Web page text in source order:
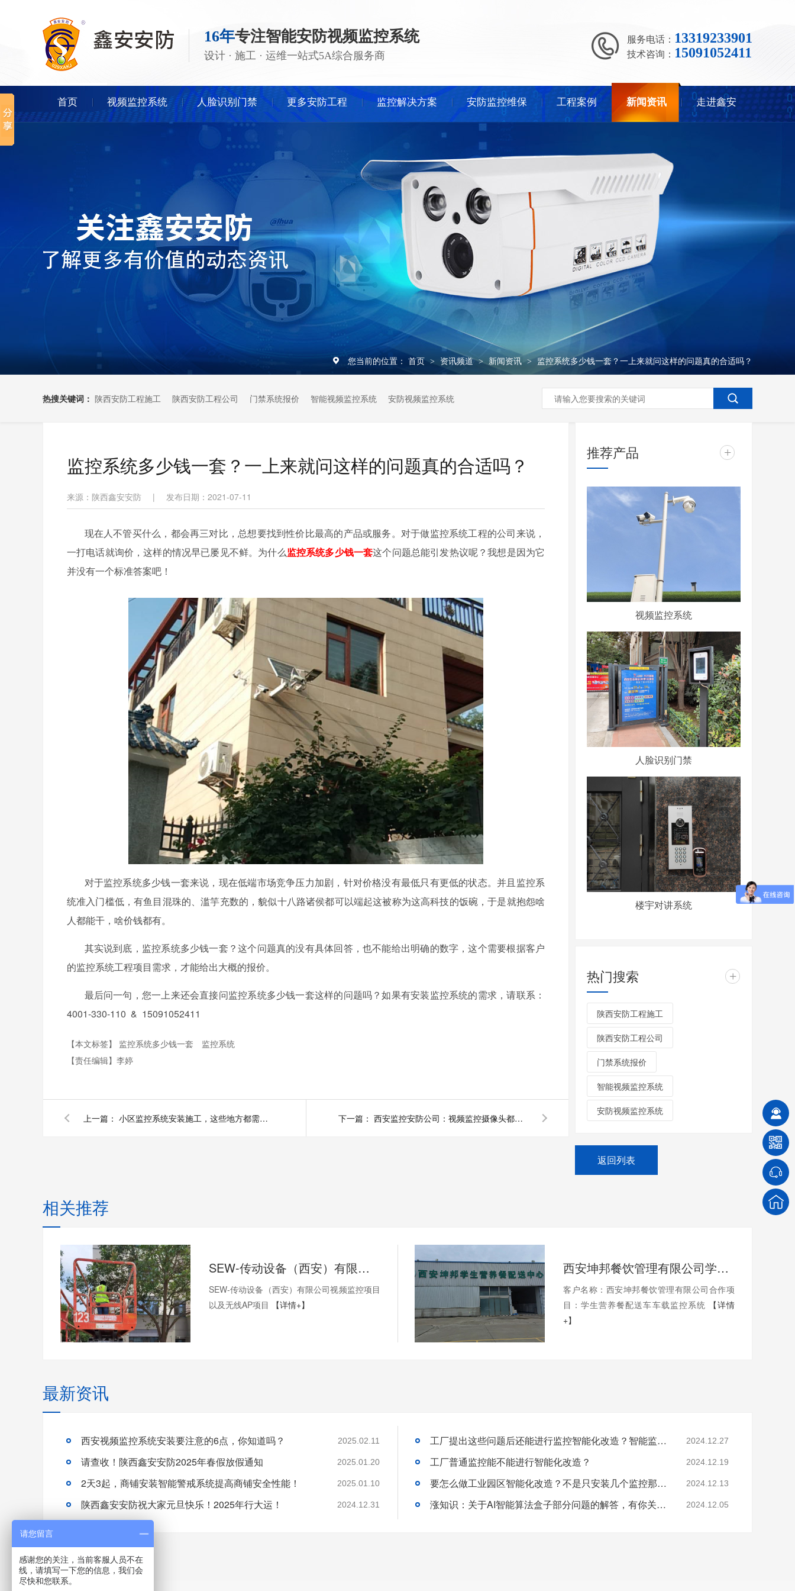
16年专注智能安防视频监控系统
设计 · 施工 · 运维一站式5A综合服务商
服务电话： 13319233901
技术咨询： 15091052411
首页 视频监控系统 人脸识别门禁 更多安防工程 监控解决方案 安防监控维保 工程案例 新闻资讯 走进鑫安
您当前的位置： 首页 > 资讯频道 > 新闻资讯 > 监控系统多少钱一套？一上来就问这样的问题真的合适吗？
热搜关键词： 陕西安防工程施工 陕西安防工程公司 门禁系统报价 智能视频监控系统 安防视频监控系统
监控系统多少钱一套？一上来就问这样的问题真的合适吗？
来源：陕西鑫安安防 | 发布日期：2021-07-11
现在人不管买什么，都会再三对比，总想要找到性价比最高的产品或服务。对于做监控系统工程的公司来说，
一打电话就询价，这样的情况早已屡见不鲜。为什么监控系统多少钱一套这个问题总能引发热议呢？我想是因为它
并没有一个标准答案吧！
对于监控系统多少钱一套来说，现在低端市场竞争压力加剧，针对价格没有最低只有更低的状态。并且监控系
统准入门槛低，有鱼目混珠的、滥竽充数的，貌似十八路诸侯都可以端起这被称为这高科技的饭碗，于是就抱怨啥
人都能干，啥价钱都有。
其实说到底，监控系统多少钱一套？这个问题真的没有具体回答，也不能给出明确的数字，这个需要根据客户
的监控系统工程项目需求，才能给出大概的报价。
最后问一句，您一上来还会直接问监控系统多少钱一套这样的问题吗？如果有安装监控系统的需求，请联系：
4001-330-110 & 15091052411
【本文标签】 监控系统多少钱一套
监控系统
【责任编辑】 李婷
上一篇： 小区监控系统安装施工，这些地方都需要监管到 下一篇： 西安监控安防公司：视频监控摄像头都有哪些类型？
推荐产品 +
视频监控系统
人脸识别门禁
楼宇对讲系统
热门搜索 +
陕西安防工程施工
陕西安防工程公司
门禁系统报价
智能视频监控系统
安防视频监控系统
返回列表
相关推荐
SEW-传动设备（西安）有限公司视频监控项目以及无线AP项目
SEW-传动设备（西安）有限公司视频监控项目
以及无线AP项目
【详情+】
西安坤邦餐饮管理有限公司学生营养餐配送车车载监控系统服务获客户认可
客户名称：西安坤邦餐饮管理有限公司合作项
目：学生营养餐配送车车载监控系统
【详情
+】
最新资讯
西安视频监控系统安装要注意的6点，你知道吗？ 2025.02.11
请查收！陕西鑫安安防2025年春假放假通知 2025.01.20
2天3起，商铺安装智能警戒系统提高商铺安全性能！ 2025.01.10
陕西鑫安安防祝大家元旦快乐！2025年行大运！ 2024.12.31
工厂提出这些问题后还能进行监控智能化改造？智能监控的这些算法太实用了！ 2024.12.27
工厂普通监控能不能进行智能化改造？ 2024.12.19
要怎么做工业园区智能化改造？不是只安装几个监控那些简单！ 2024.12.13
涨知识：关于AI智能算法盒子部分问题的解答，有你关心的吗？ 2024.12.05
请您留言
感谢您的关注，当前客服人员不在
线，请填写一下您的信息，我们会
尽快和您联系。